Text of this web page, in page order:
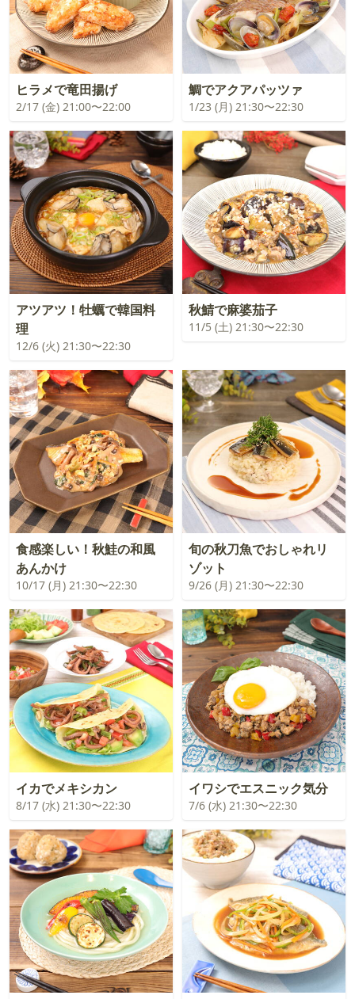
ヒラメで竜田揚げ
2/17 (金) 21:00〜22:00
鯛でアクアパッツァ
1/23 (月) 21:30〜22:30
アツアツ！牡蠣で韓国料
理
12/6 (火) 21:30〜22:30
秋鯖で麻婆茄子
11/5 (土) 21:30〜22:30
食感楽しい！秋鮭の和風
あんかけ
10/17 (月) 21:30〜22:30
旬の秋刀魚でおしゃれリ
ゾット
9/26 (月) 21:30〜22:30
イカでメキシカン
8/17 (水) 21:30〜22:30
イワシでエスニック気分
7/6 (水) 21:30〜22:30